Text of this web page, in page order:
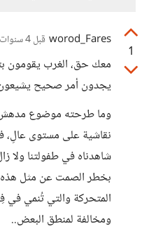
1
worod_Fares قبل 4 سنوات
معك حق، الغرب يقومون
يجدون أمر صحيح
وما طرحته موضوع
نقاشية على مستوى عالِ،
شاهدناه في طفولتنا ولا
بخطر الصمت عن مثل هذه
المتحركة والتي تُنمي
ومخالفة لمنطق البعض..